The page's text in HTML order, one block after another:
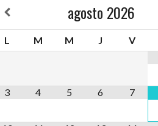
agosto 2026
L M M J V
3 4 5 6 7